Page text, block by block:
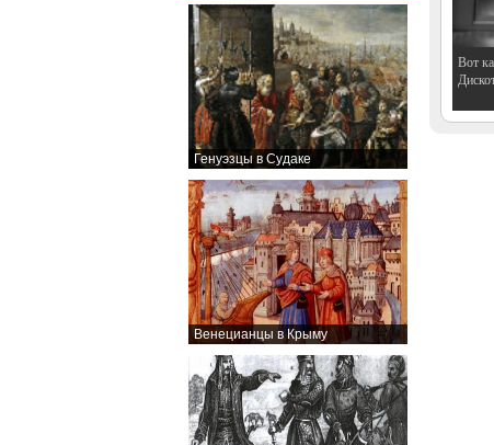
Генуэзцы в Судаке
Венецианцы в Крыму
Вот